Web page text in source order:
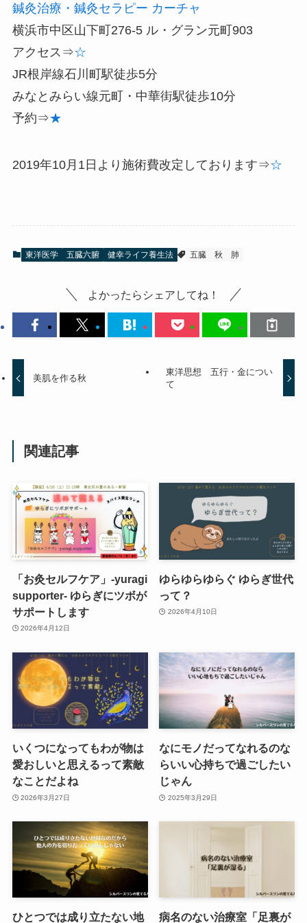
鍼灸治療・鍼灸セラピー カーチャ
横浜市中区山下町276-5 ル・グラン元町903
アクセス⇒☆
JR根岸線石川町駅徒歩5分
みなとみらい線元町・中華街駅徒歩10分
予約⇒★
2019年10月1日より施術費改定しております⇒☆
東洋医学 五臓六腑 健幸ライフ養生法 五臓 秋 肺
よかったらシェアしてね！
美肌を作る秋
東洋思想 五行・金につい
て
関連記事
「お灸セルフケア」-yuragi
supporter- ゆらぎにツボが
サポートします
2026年4月12日
ゆらゆらゆらぐ ゆらぎ世代
って？
2026年4月10日
いくつになってもわが物は
愛おしいと思えるって素敵
なことだよね
2026年3月27日
なにモノだってなれるのな
らいい心持ちで過ごしたい
じゃん
2025年3月29日
ひとつでは成り立たない地 病名のない治療室「足裏が